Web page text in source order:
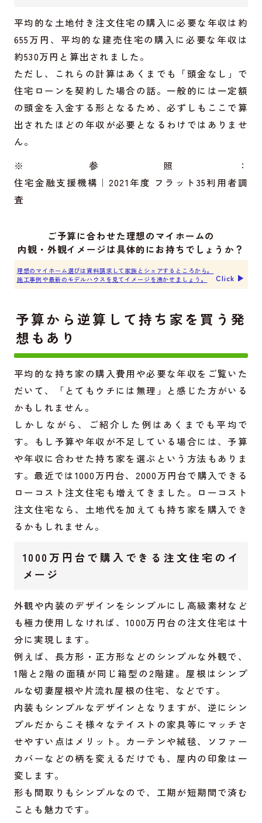
平均的な土地付き注文住宅の購入に必要な年収は約
655万円、平均的な建売住宅の購入に必要な年収は
約530万円と算出されました。
ただし、これらの計算はあくまでも「頭金なし」で
住宅ローンを契約した場合の話。一般的には一定額
の頭金を入金する形となるため、必ずしもここで算
出されたほどの年収が必要となるわけではありませ
ん。
※参照：
住宅金融支援機構｜2021年度 フラット35利用者調
査
ご予算に合わせた理想のマイホームの
内観・外観イメージは具体的にお持ちでしょうか？
理想のマイホーム選びは資料請求して家族とシェアするところから。
施工事例や最新のモデルハウスを見てイメージを沸かせましょう。
Click ▶︎
予算から逆算して持ち家を買う発
想もあり
平均的な持ち家の購入費用や必要な年収をご覧いた
だいて、「とてもウチには無理」と感じた方がいる
かもしれません。
しかしながら、ご紹介した例はあくまでも平均で
す。もし予算や年収が不足している場合には、予算
や年収に合わせた持ち家を選ぶという方法もありま
す。最近では1000万円台、2000万円台で購入できる
ローコスト注文住宅も増えてきました。ローコスト
注文住宅なら、土地代を加えても持ち家を購入でき
るかもしれません。
1000万円台で購入できる注文住宅のイ
メージ
外観や内装のデザインをシンプルにし高級素材など
も極力使用しなければ、1000万円台の注文住宅は十
分に実現します。
例えば、長方形・正方形などのシンプルな外観で、
1階と2階の面積が同じ箱型の2階建。屋根はシンプ
ルな切妻屋根や片流れ屋根の住宅、などです。
内装もシンプルなデザインとなりますが、逆にシン
プルだからこそ様々なテイストの家具等にマッチさ
せやすい点はメリット。カーテンや絨毯、ソファー
カバーなどの柄を変えるだけでも、屋内の印象は一
変します。
形も間取りもシンプルなので、工期が短期間で済む
ことも魅力です。